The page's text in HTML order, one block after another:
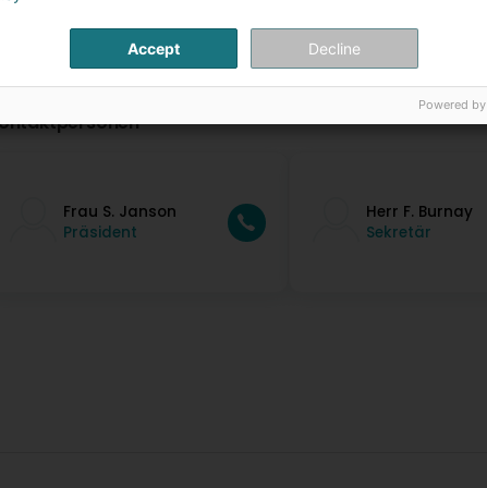
Frau S. Janson
Präsident
Herr F. Burnay
Sekretär
Accept Decline
Powered by